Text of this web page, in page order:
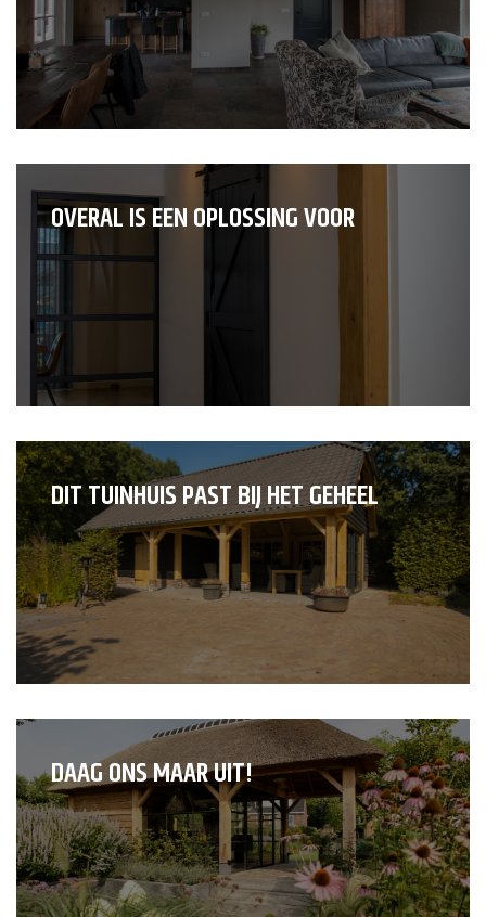
OVERAL IS EEN OPLOSSING VOOR
DIT TUINHUIS PAST BIJ HET GEHEEL
DAAG ONS MAAR UIT!